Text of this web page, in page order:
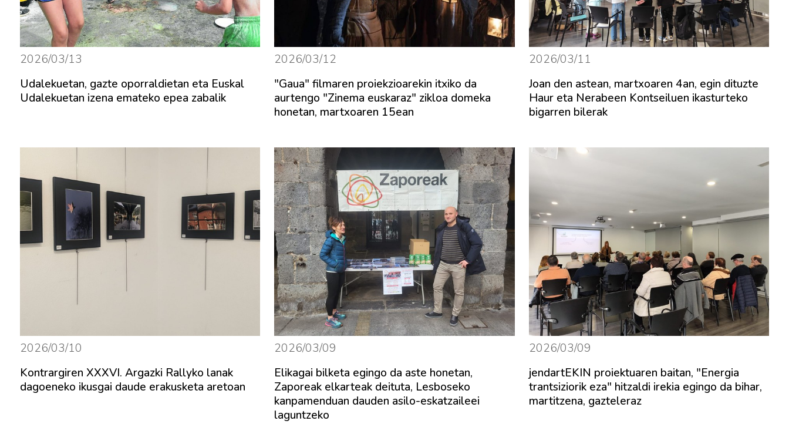
2026/03/13
Udalekuetan, gazte oporraldietan eta Euskal
Udalekuetan izena emateko epea zabalik
2026/03/12
"Gaua" filmaren proiekzioarekin itxiko da
aurtengo "Zinema euskaraz" zikloa domeka
honetan, martxoaren 15ean
2026/03/11
Joan den astean, martxoaren 4an, egin dituzte
Haur eta Nerabeen Kontseiluen ikasturteko
bigarren bilerak
2026/03/10
Kontrargiren XXXVI. Argazki Rallyko lanak
dagoeneko ikusgai daude erakusketa aretoan
2026/03/09
Elikagai bilketa egingo da aste honetan,
Zaporeak elkarteak deituta, Lesboseko
kanpamenduan dauden asilo-eskatzaileei
laguntzeko
2026/03/09
jendartEKIN proiektuaren baitan, "Energia
trantsiziorik eza" hitzaldi irekia egingo da bihar,
martitzena, gazteleraz